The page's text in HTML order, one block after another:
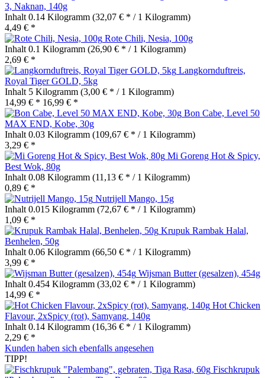
3, Naknan, 140g
Inhalt 0.14 Kilogramm (32,07 € * / 1 Kilogramm)
4,49 € *
Rote Chili, Nesia, 100g
Inhalt 0.1 Kilogramm (26,90 € * / 1 Kilogramm)
2,69 € *
Langkornduftreis,
Royal Tiger GOLD, 5kg
Inhalt 5 Kilogramm (3,00 € * / 1 Kilogramm)
14,99 € * 16,99 € *
Bon Cabe, Level 50
MAX END, Kobe, 30g
Inhalt 0.03 Kilogramm (109,67 € * / 1 Kilogramm)
3,29 € *
Mi Goreng Hot & Spicy,
Best Wok, 80g
Inhalt 0.08 Kilogramm (11,13 € * / 1 Kilogramm)
0,89 € *
Nutrijell Mango, 15g
Inhalt 0.015 Kilogramm (72,67 € * / 1 Kilogramm)
1,09 € *
Krupuk Rambak Halal,
Benhelen, 50g
Inhalt 0.06 Kilogramm (66,50 € * / 1 Kilogramm)
3,99 € *
Wijsman Butter (gesalzen), 454g
Inhalt 0.454 Kilogramm (33,02 € * / 1 Kilogramm)
14,99 € *
Hot Chicken
Flavour, 2xSpicy (rot), Samyang, 140g
Inhalt 0.14 Kilogramm (16,36 € * / 1 Kilogramm)
2,29 € *
Kunden haben sich ebenfalls angesehen
TIPP!
Fischkrupuk